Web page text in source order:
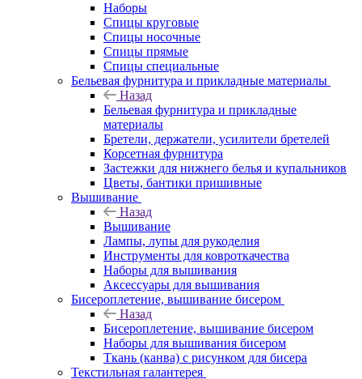
Наборы
Спицы круговые
Спицы носочные
Спицы прямые
Спицы специальные
Бельевая фурнитура и прикладные материалы
Назад
Бельевая фурнитура и прикладные
материалы
Бретели, держатели, усилители бретелей
Корсетная фурнитура
Застежки для нижнего белья и купальников
Цветы, бантики пришивные
Вышивание
Назад
Вышивание
Лампы, лупы для рукоделия
Инструменты для ковроткачества
Наборы для вышивания
Аксессуары для вышивания
Бисероплетение, вышивание бисером
Назад
Бисероплетение, вышивание бисером
Наборы для вышивания бисером
Ткань (канва) с рисунком для бисера
Текстильная галантерея